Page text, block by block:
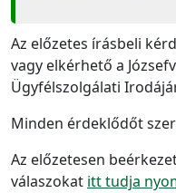
Az előzetes írásbeli
vagy elkérhető a
Ügyfélszolgálati
Minden érdeklődőt
Az előzetesen
válaszokat itt tudja